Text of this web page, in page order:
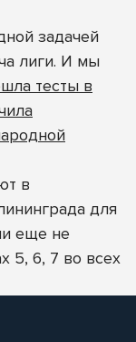
задачей
лиги. И мы
тесты в
в
для
еще не
5, 6, 7 во всех